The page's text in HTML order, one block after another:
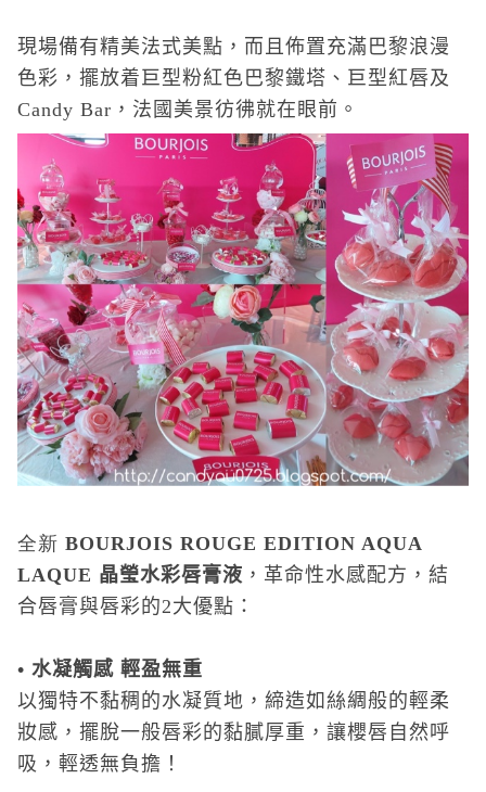
現場備有精美法式美點，而且佈置充滿巴黎浪漫
色彩，擺放着巨型粉紅色巴黎鐵塔、巨型紅唇及
Candy Bar ，法國美景彷彿就在眼前。
全新 BOURJOIS ROUGE EDITION AQUA
LAQUE 晶瑩水彩唇膏液 ，革命性水感配方，結
合唇膏與唇彩的2大優點：
• 水凝觸感 輕盈無重
以獨特不黏稠的水凝質地，締造如絲綢般的輕柔
妝感，擺脫一般唇彩的黏膩厚重，讓櫻唇自然呼
吸，輕透無負擔！